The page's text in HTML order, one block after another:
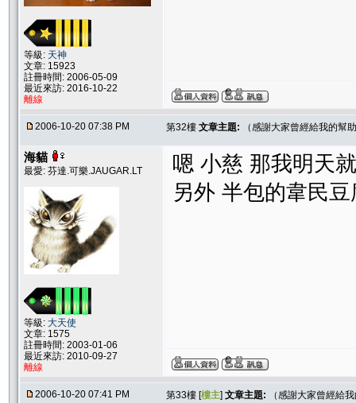
等級: 天神
文章: 15923
註冊時間: 2006-05-09
最近來訪: 2016-10-22
離線
2006-10-20 07:38 PM 第32樓 文章主題: （感謝大家曾經給我的幫
海貓
最愛: 芬達.可樂.JAUGAR.LT
等級: 大天使
文章: 1575
註冊時間: 2003-01-06
最近來訪: 2010-09-27
離線
嗯 小慈 那我明天
另外 半包的韋民
2006-10-20 07:41 PM 第33樓 [樓主] 文章主題: （感謝大家曾經給